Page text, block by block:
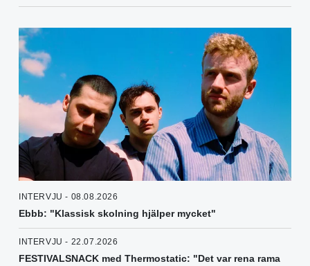
INTERVJU - 08.08.2026
Ebbb: "Klassisk skolning hjälper mycket"
INTERVJU - 22.07.2026
FESTIVALSNACK med Thermostatic: "Det var rena rama